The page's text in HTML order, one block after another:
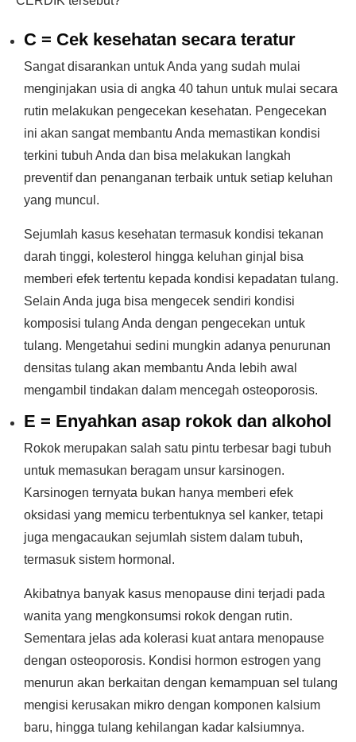
C = Cek kesehatan secara teratur
Sangat disarankan untuk Anda yang sudah mulai
menginjakan usia di angka 40 tahun untuk mulai secara
rutin melakukan pengecekan kesehatan. Pengecekan
ini akan sangat membantu Anda memastikan kondisi
terkini tubuh Anda dan bisa melakukan langkah
preventif dan penanganan terbaik untuk setiap keluhan
yang muncul.
Sejumlah kasus kesehatan termasuk kondisi tekanan
darah tinggi, kolesterol hingga keluhan ginjal bisa
memberi efek tertentu kepada kondisi kepadatan tulang.
Selain Anda juga bisa mengecek sendiri kondisi
komposisi tulang Anda dengan pengecekan untuk
tulang. Mengetahui sedini mungkin adanya penurunan
densitas tulang akan membantu Anda lebih awal
mengambil tindakan dalam mencegah osteoporosis.
E = Enyahkan asap rokok dan alkohol
Rokok merupakan salah satu pintu terbesar bagi tubuh
untuk memasukan beragam unsur karsinogen.
Karsinogen ternyata bukan hanya memberi efek
oksidasi yang memicu terbentuknya sel kanker, tetapi
juga mengacaukan sejumlah sistem dalam tubuh,
termasuk sistem hormonal.
Akibatnya banyak kasus menopause dini terjadi pada
wanita yang mengkonsumsi rokok dengan rutin.
Sementara jelas ada kolerasi kuat antara menopause
dengan osteoporosis. Kondisi hormon estrogen yang
menurun akan berkaitan dengan kemampuan sel tulang
mengisi kerusakan mikro dengan komponen kalsium
baru, hingga tulang kehilangan kadar kalsiumnya.